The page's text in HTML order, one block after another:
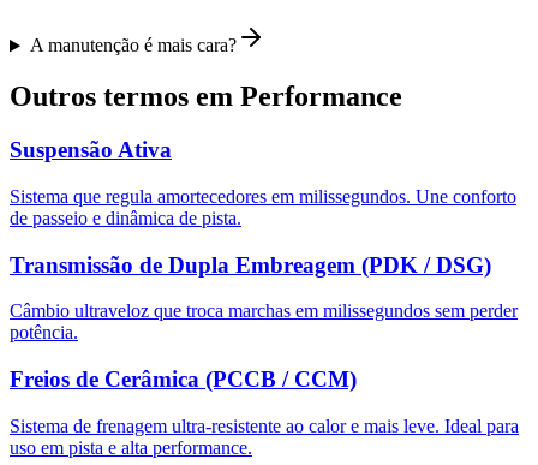
A manutenção é mais cara?
Outros termos em Performance
Suspensão Ativa
Sistema que regula amortecedores em milissegundos. Une conforto
de passeio e dinâmica de pista.
Transmissão de Dupla Embreagem (PDK / DSG)
Câmbio ultraveloz que troca marchas em milissegundos sem perder
potência.
Freios de Cerâmica (PCCB / CCM)
Sistema de frenagem ultra-resistente ao calor e mais leve. Ideal para
uso em pista e alta performance.